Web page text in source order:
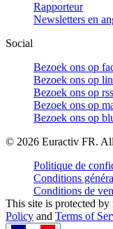
Rapporteur
Newsletters en
Social
Bezoek ons op
Bezoek ons op
Bezoek ons op
Bezoek ons op
Bezoek ons op
© 2026 Euractiv FR.
Politique de
Conditions
Conditions de
This site is protected
Policy and Terms of